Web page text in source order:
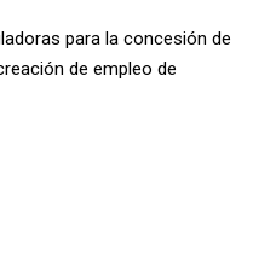
para la concesión de
de empleo de